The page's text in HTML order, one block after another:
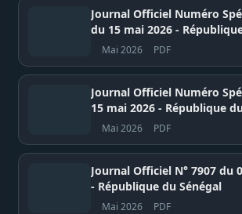
Journal Officiel Numéro
du 15 mai 2026 -
Mai 2026 PDF
Journal Officiel Numéro
15 mai 2026 -
Mai 2026 PDF
Journal Officiel N° 7907 du
- République du Sénégal
Mai 2026 PDF